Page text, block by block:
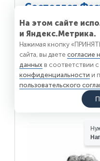
Состоялся
сила
Краевая
коллеги Евгения
Подробнее
На этом сайте
и Яндекс.Метрика.
Нажимая кнопку
сайта, вы даете согласие
данных в соответствии
конфиденциальности и
пользовательского